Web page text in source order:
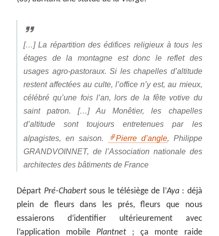
[…] La répartition des édifices religieux à tous les
étages de la montagne est donc le reflet des
usages agro-pastoraux. Si les chapelles d’altitude
restent affectées au culte, l’office n’y est, au mieux,
célébré qu’une fois l’an, lors de la fête votive du
saint patron. […] Au Monêtier, les chapelles
d’altitude sont toujours entretenues par les
alpagistes, en saison.
Pierre d’angle, Philippe
GRANDVOINNET, de l’Association nationale des
architectes des bâtiments de France
Départ Pré-Chabertsous le télésiège de l’Aya: déjà
plein de fleurs dans les prés, fleurs que nous
essaierons d’identifier ultérieurement avec
l’application mobile Plantnet; ça monte raide